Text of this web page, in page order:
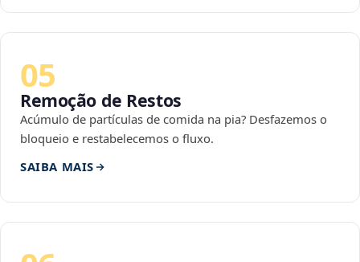
05
Remoção de Restos
Acúmulo de partículas de comida na pia? Desfazemos o
bloqueio e restabelecemos o fluxo.
SAIBA MAIS